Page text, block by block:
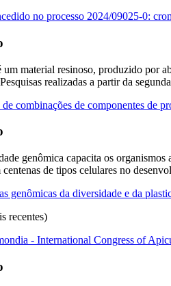
no processo 2024/09025-0:
um material resinoso, produzido por
realizadas a partir da
combinações de componentes de
genômica capacita os
de tipos celulares no
genômicas da diversidade e da
recentes)
- International Congress of